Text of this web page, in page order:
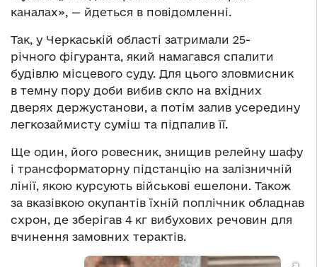
каналах», — йдеться в повідомленні.
Так, у Черкаській області затримали 25-
річного фігуранта, який намагався спалити
будівлю місцевого суду. Для цього зловмисник
в темну пору доби вибив скло на вхідних
дверях держустанови, а потім залив усередину
легкозаймисту суміш та підпалив її.
Ще один, його ровесник, знищив релейну шафу
і трансформаторну підстанцію на залізничній
лінії, якою курсують військові ешелони. Також
за вказівкою окупантів їхній поплічник обладнав
схрон, де зберігав 4 кг вибухових речовин для
вчинення замовних терактів.